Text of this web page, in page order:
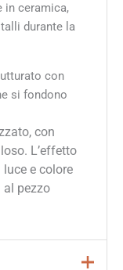
in ceramica,
durante la
con
si fondono
con
L’effetto
e colore
pezzo